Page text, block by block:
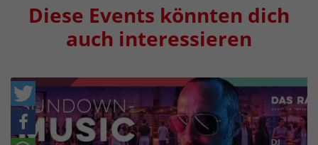
Diese Events könnten dich
auch interessieren